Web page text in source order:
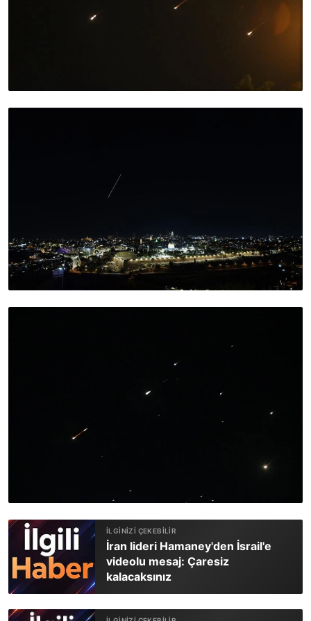
İran lideri Hamaney'den İsrail'e
videolu mesaj: Çaresiz
kalacaksınız